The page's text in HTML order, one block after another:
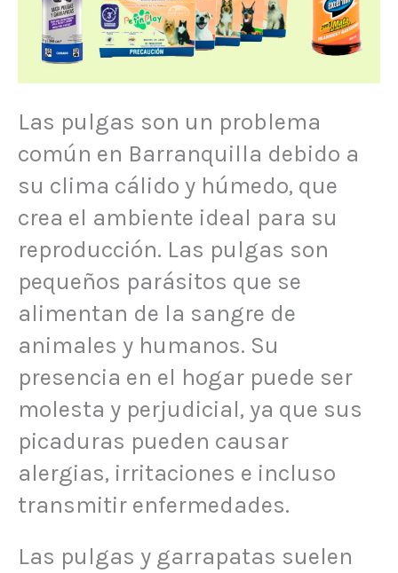
Las pulgas son un problema
común en Barranquilla debido a
su clima cálido y húmedo, que
crea el ambiente ideal para su
reproducción. Las pulgas son
pequeños parásitos que se
alimentan de la sangre de
animales y humanos. Su
presencia en el hogar puede ser
molesta y perjudicial, ya que sus
picaduras pueden causar
alergias, irritaciones e incluso
transmitir enfermedades.
Las pulgas y garrapatas suelen